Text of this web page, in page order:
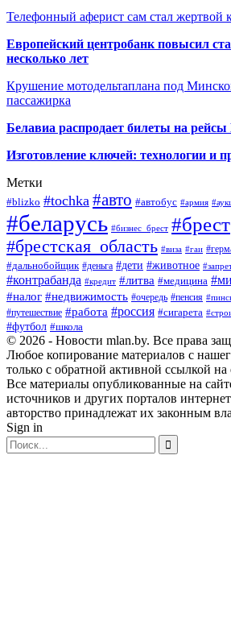
Телефонный аферист сам стал жертвой
Европейский центробанк повысил
несколько лет
Крушение мотодельтаплана под
пассажирка
Белавиа распродает билеты на
Изготовление ключей: технологии и
Метки
#blizko #tochka #авто #автобус #армия
#беларусь #бизнес_брест #брест
#брестская_область #виза #гаи
#дальнобойщик #деньга #дети #животное
#контрабанда #кредит #литва #медицина
#налог #недвижимость #очередь #пенсия
#путешествие #работа #россия #сигарета
#футбол #школа
© 2026 - Новости mlan.by. Все права
Любое копирование материалов с
только с обратной активной ссылкой на
Все материалы опубликованные на
источников и других порталов
авторство принадлежат их законным
Sign in